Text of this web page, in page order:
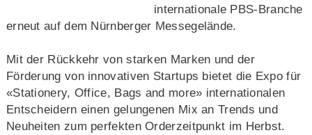
internationale PBS-Branche
erneut auf dem Nürnberger Messegelände.
Mit der Rückkehr von starken Marken und der
Förderung von innovativen Startups bietet die Expo für
«Stationery, Office, Bags and more» internationalen
Entscheidern einen gelungenen Mix an Trends und
Neuheiten zum perfekten Orderzeitpunkt im Herbst.